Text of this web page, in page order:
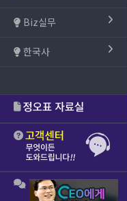
Biz실무
한국사